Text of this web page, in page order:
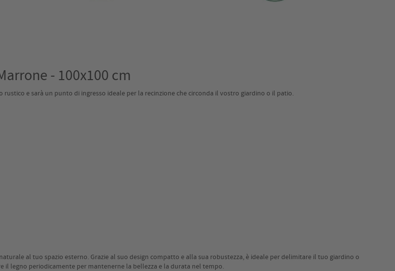
- 100x100 cm
e sarà un punto di ingresso ideale per la recinzione che circonda il vostro giardino o il patio.
al tuo spazio esterno. Grazie al suo design compatto e alla sua robustezza, è ideale per delimitare il tuo giardino o
legno periodicamente per mantenerne la bellezza e la durata nel tempo.